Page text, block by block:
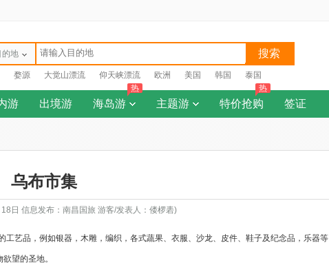
的地 搜索
婺源 大觉山漂流 仰天峡漂流 欧洲 美国 韩国 泰国
游 出境游 海岛游
热
主题游 特价抢购
热
签证
乌布市集
日 信息发布：南昌国旅 游客/发表人：偻椤砉)
艺品，例如银器，木雕，编织，各式蔬果、衣服、沙龙、皮件、鞋子及纪念品，乐器等
望的圣地。